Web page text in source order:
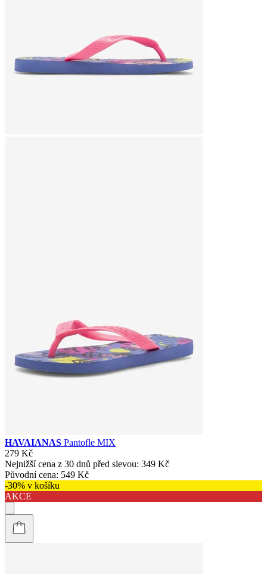
HAVAIANAS Pantofle MIX
279 Kč
Nejnižší cena z 30 dnů před slevou: 349 Kč
Původní cena: 549 Kč
-30% v košíku
AKCE